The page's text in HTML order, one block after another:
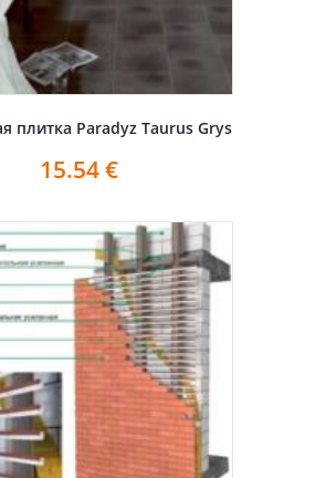
плитка Paradyz Taurus Grys
15.54€